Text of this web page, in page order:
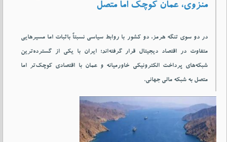
منزوی، عمان کوچک اما متصل
در دو سوی تنگه هرمز، دو کشور با روابط سیاسی نسبتاً باثبات اما مسیرهایی
متفاوت در اقتصاد دیجیتال قرار گرفته‌اند؛ ایران با یکی از گسترده‌ترین
شبکه‌های پرداخت الکترونیکی خاورمیانه و عمان با اقتصادی کوچک‌تر اما
متصل به شبکه مالی جهانی.